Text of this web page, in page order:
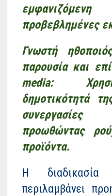
προβεβλημένες
Γνωστή
παρουσία και
media:
δημοτικότητά
προωθώντας
προϊόντα.
Η
περιλαμβάνει